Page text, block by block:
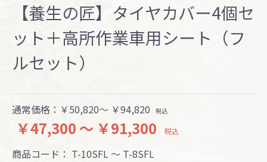
【養生の匠】タイヤカバー4個セ
ット＋高所作業車用シート（フ
ルセット）
通常価格： ￥50,820～ ￥94,820 税込
￥47,300 ～ ￥91,300 税込
商品コード： T-10SFL ～ T-8SFL